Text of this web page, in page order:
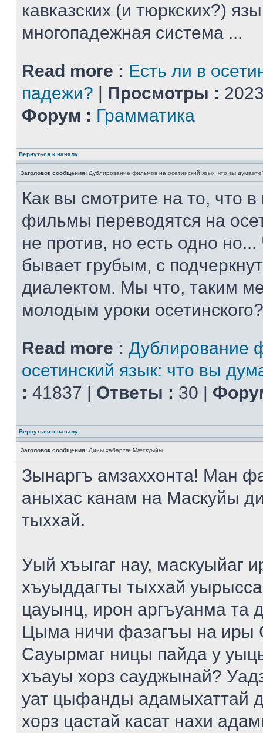
кавказских (и тюркских?)
многопадежная система ...
Read more : Есть ли в
падежи? | Просмотры :
Форум : Грамматика
Вернуться к началу
Заголовок сообщения: Дублирование фильмов на осетинский язык: что вы
Как вы смотрите на то, что
фильмы переводятся на
не против, но есть одно
бывает грубым, с
диалектом. Мы что, таким
молодым уроки
Read more : Дублирование
осетинский язык: что вы
: 41837 | Ответы : 30 |
Вернуться к началу
Заголовок сообщения: Дины хабартæ Мæскуыйы
Зынаргъ амзаххонта! Ман
аныхас канам на Маскуйы
тыххай.
Уый хъыгаг нау, маскуыйаг
хъуыддагты тыххай
цауынц, ирон аргъуанма та
Цыма ничи фазагъы на иры
Сауырмаг ницы пайда у
хъауы хорз сауджынай?
уат цыфанды адамыхаттай
хорз цастай касат нахи